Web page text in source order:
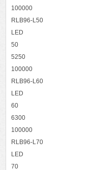
100000
RLB96-L50
LED
50
5250
100000
RLB96-L60
LED
60
6300
100000
RLB96-L70
LED
70